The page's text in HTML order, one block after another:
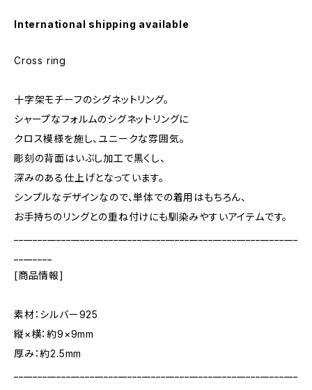
International shipping available
Cross ring
十字架モチーフのシグネットリング。
シャープなフォルムのシグネットリングに
クロス模様を施し、ユニークな雰囲気。
彫刻の背面はいぶし加工で黒くし、
深みのある仕上げとなっています。
シンプルなデザインなので、単体での着用はもちろん、
お手持ちのリングとの重ね付けにも馴染みやすいアイテムです。
[商品情報]
素材：シルバー925
縦×横：約9×9mm
厚み：約2.5mm